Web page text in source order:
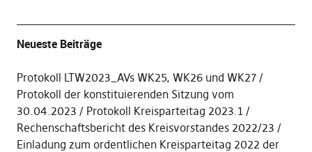
Neueste Beiträge
Protokoll LTW2023_AVs WK25, WK26 und WK27
Protokoll der konstituierenden Sitzung vom
30.04.2023
Protokoll Kreisparteitag 2023.1
Rechenschaftsbericht des Kreisvorstandes 2022/23
Einladung zum ordentlichen Kreisparteitag 2022 der